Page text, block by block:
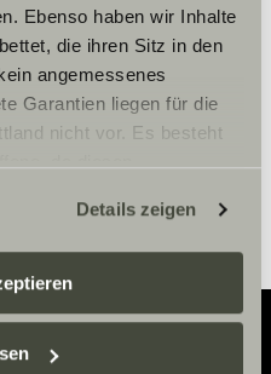
Ebenso haben wir Inhalte
die ihren Sitz in den
angemessenes
Garantien liegen für die
nicht vor. Es besteht
können Daten für
mit anderen Daten
finden Sie hier:
Einstellungen aus,
Details zeigen
cookies